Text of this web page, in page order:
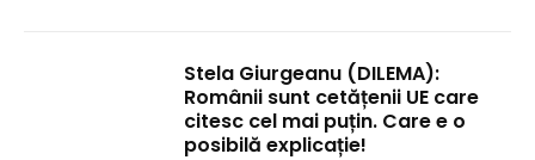
Stela Giurgeanu (DILEMA):
Românii sunt cetățenii UE care
citesc cel mai puțin. Care e o
posibilă explicație!